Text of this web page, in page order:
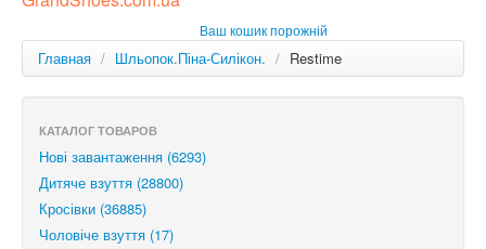
РОС
Ваш кошик порожній
Главная / Шльопок.Піна-Силікон. / Restime
КАТАЛОГ ТОВАРОВ
Нові завантаження (6293)
Дитяче взуття (28800)
Кросівки (36885)
Чоловіче взуття (17)